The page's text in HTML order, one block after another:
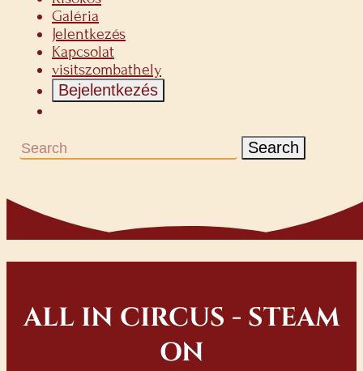
Galéria
Jelentkezés
Kapcsolat
visitszombathely
Bejelentkezés
Search
ALL IN CIRCUS - STEAM
ON